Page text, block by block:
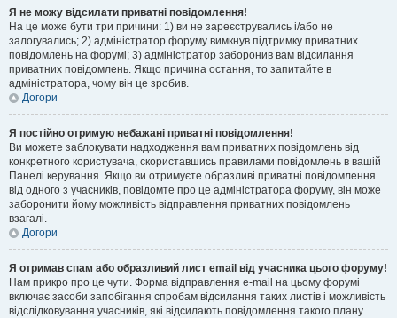
Я не можу відсилати приватні повідомлення!
На це може бути три причини: 1) ви не зареєструвались і/або не
залогувались; 2) адміністратор форуму вимкнув підтримку приватних
повідомлень на форумі; 3) адміністратор заборонив вам відсилання
приватних повідомлень. Якщо причина остання, то запитайте в
адміністратора, чому він це зробив.
Догори
Я постійно отримую небажані приватні повідомлення!
Ви можете заблокувати надходження вам приватних повідомлень від
конкретного користувача, скориставшись правилами повідомлень в вашій
Панелі керування. Якщо ви отримуєте образливі приватні повідомлення
від одного з учасників, повідомте про це адміністратора форуму, він може
заборонити йому можливість відправлення приватних повідомлень
взагалі.
Догори
Я отримав спам або образливий лист email від учасника цього форуму!
Нам прикро про це чути. Форма відправлення e-mail на цьому форумі
включає засоби запобігання спробам відсилання таких листів і можливість
відслідковування учасників, які відсилають повідомлення такого плану.